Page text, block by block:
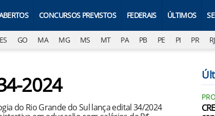
CONCURSOS PREVISTOS FEDERAIS ÚLTIMOS
ES GO MA MG MS MT PA PB PE PI PR RJ
2024
do Rio Grande do Sul lança edital 34/2024